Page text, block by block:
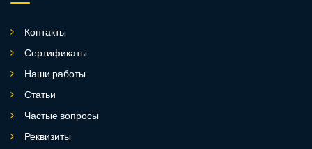
Контакты
Сертификаты
Наши работы
Статьи
Частые вопросы
Реквизиты